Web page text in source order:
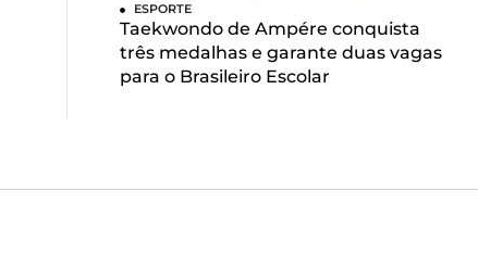
ESPORTE
Taekwondo de Ampére conquista
três medalhas e garante duas vagas
para o Brasileiro Escolar